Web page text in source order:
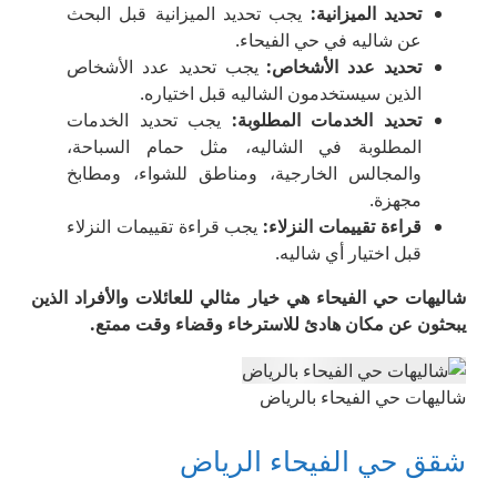
تحديد الميزانية: يجب تحديد الميزانية قبل البحث
عن شاليه في حي الفيحاء.
تحديد عدد الأشخاص: يجب تحديد عدد الأشخاص
الذين سيستخدمون الشاليه قبل اختياره.
تحديد الخدمات المطلوبة: يجب تحديد الخدمات
المطلوبة في الشاليه، مثل حمام السباحة،
والمجالس الخارجية، ومناطق للشواء، ومطابخ
مجهزة.
قراءة تقييمات النزلاء: يجب قراءة تقييمات النزلاء
قبل اختيار أي شاليه.
شاليهات حي الفيحاء هي خيار مثالي للعائلات والأفراد الذين
يبحثون عن مكان هادئ للاسترخاء وقضاء وقت ممتع.
شاليهات حي الفيحاء بالرياض
شقق حي الفيحاء الرياض